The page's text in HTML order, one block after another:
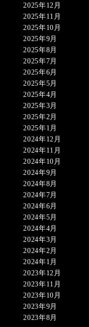
2025年12月
2025年11月
2025年10月
2025年9月
2025年8月
2025年7月
2025年6月
2025年5月
2025年4月
2025年3月
2025年2月
2025年1月
2024年12月
2024年11月
2024年10月
2024年9月
2024年8月
2024年7月
2024年6月
2024年5月
2024年4月
2024年3月
2024年2月
2024年1月
2023年12月
2023年11月
2023年10月
2023年9月
2023年8月